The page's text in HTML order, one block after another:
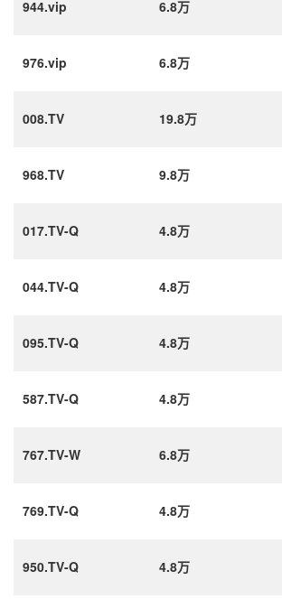
944.vip 6.8万
976.vip 6.8万
008.TV 19.8万
968.TV 9.8万
017.TV-Q 4.8万
044.TV-Q 4.8万
095.TV-Q 4.8万
587.TV-Q 4.8万
767.TV-W 6.8万
769.TV-Q 4.8万
950.TV-Q 4.8万